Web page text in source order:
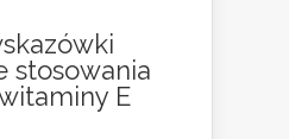
stosowania
E